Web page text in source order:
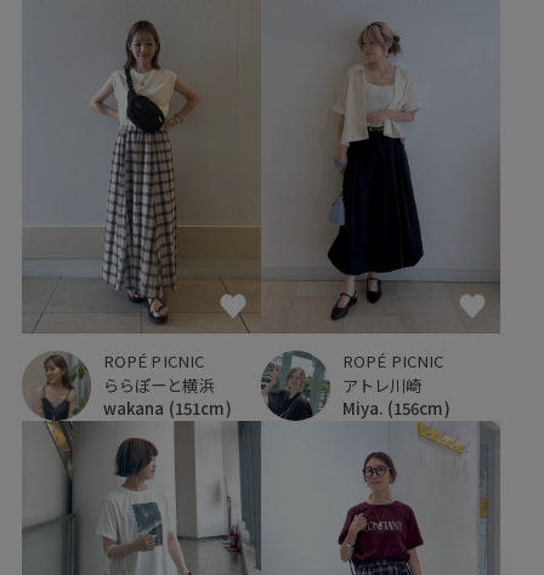
ROPÉ PICNIC
ららぽーと横浜
wakana (151cm)
ROPÉ PICNIC
アトレ川崎
Miya. (156cm)